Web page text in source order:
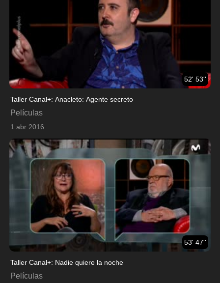
52' 53''
Taller Canal+: Anacleto: Agente secreto
Películas
1 abr 2016
53' 47''
Taller Canal+: Nadie quiere la noche
Películas